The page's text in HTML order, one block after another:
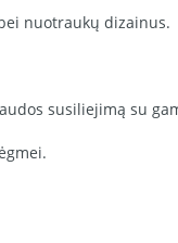
nuotraukų dizainus.
susiliejimą su